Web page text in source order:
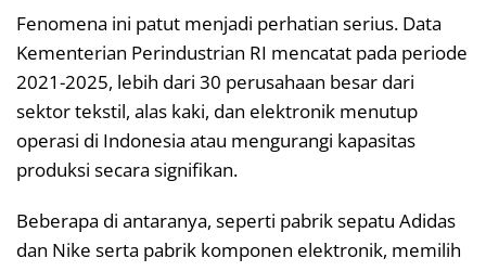
Fenomena ini patut menjadi perhatian serius. Data
Kementerian Perindustrian RI mencatat pada periode
2021-2025, lebih dari 30 perusahaan besar dari
sektor tekstil, alas kaki, dan elektronik menutup
operasi di Indonesia atau mengurangi kapasitas
produksi secara signifikan.
Beberapa di antaranya, seperti pabrik sepatu Adidas
dan Nike serta pabrik komponen elektronik, memilih